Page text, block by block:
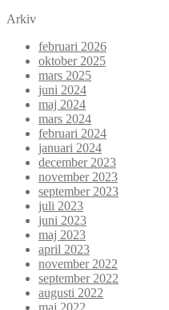
Arkiv
februari 2026
oktober 2025
mars 2025
juni 2024
maj 2024
mars 2024
februari 2024
januari 2024
december 2023
november 2023
september 2023
juli 2023
juni 2023
maj 2023
april 2023
november 2022
september 2022
augusti 2022